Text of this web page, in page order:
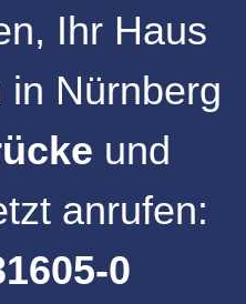
Ihr Haus
in Nürnberg
und
anrufen:
0